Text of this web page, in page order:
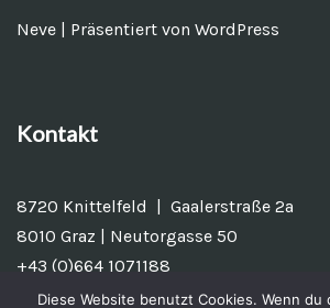
Neve | Präsentiert von WordPress
Kontakt
8720 Knittelfeld | Gaalerstraße 2a
8010 Graz | Neutorgasse 50
+43 (0)664 1071188
Diese Website benutzt Cookies. Wenn